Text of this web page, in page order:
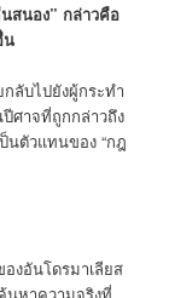
สนอง” กล่าวคือ
น
ลับไปยังผู้กระทำ
ปีศาจที่ถูกกล่าวถึง
นตัวแทนของ “กฎ
งอันโดรมาเลียส